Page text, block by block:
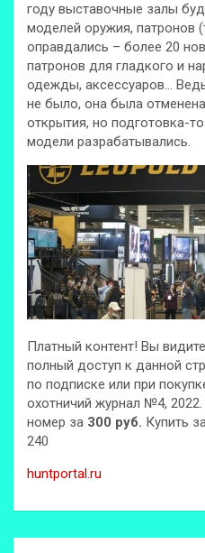
году выставочные залы
моделей оружия, патронов
оправдались – более 20
патронов для гладкого и
одежды, аксессуаров…
не было, она была
открытия, но подготовка-
модели разрабатывались.
Платный контент! Вы
полный доступ к данной
по подписке или при
охотничий журнал №4,
номер за 300 руб. Купить
240
huntportal.ru